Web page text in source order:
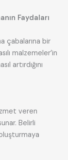
Faydaları
çabalarına bir
malzemeler’in
artırdığını
veren
Belirli